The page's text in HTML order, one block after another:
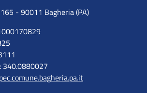
- 90011 Bagheria (PA)
340.0880027